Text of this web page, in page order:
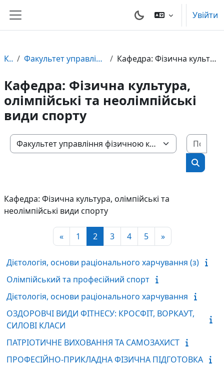
Бокова панель
Увійти
Курси Факультет управління фізичною культурою та спортом Кафедра: Фізична культура, олімпійські та неолімпійські види спорту
Кафедра: Фізична культура,
олімпійські та неолімпійські
види спорту
Категорії курсів
Пошук
Кафедра: Фізична культура, олімпійські та
неолімпійські види спорту
«Попередня сторінка
1 Сторінка 1
2Сторінка 2
3Сторінка 3
4Сторінка 4
5Сторінка 5
»Наступна
Дієтологія, основи раціонального харчування (з)
Олімпійський та професійний спорт
Дієтологія, основи раціонального харчування
ОЗДОРОВЧІ ВИДИ ФІТНЕСУ: КРОСФІТ, ВОРКАУТ,
СИЛОВІ КЛАСИ
ПАТРІОТИЧНЕ ВИХОВАННЯ ТА САМОЗАХИСТ
ПРОФЕСІЙНО-ПРИКЛАДНА ФІЗИЧНА ПІДГОТОВКА